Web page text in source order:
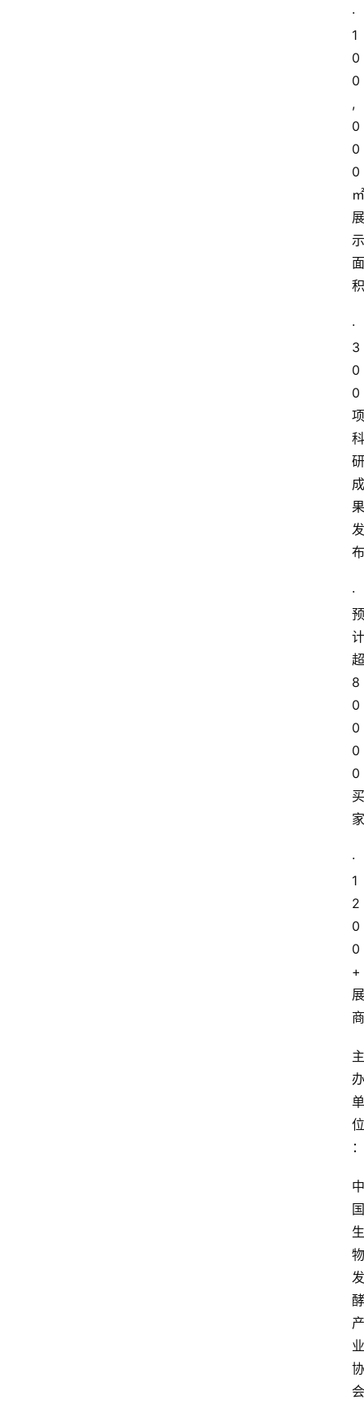
·
1
0
0
,
0
0
0
㎡
展
示
面
积
·
3
0
0
项
科
研
成
果
发
布
·
预
计
超
8
0
0
0
0
买
家
·
1
2
0
0
+
展
商
主
办
单
位
：
中
国
生
物
发
酵
产
业
协
会